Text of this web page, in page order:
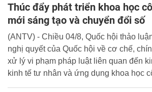
Thúc đẩy phát triển khoa học
mới sáng tạo và chuyển đổi số
(ANTV) - Chiều 04/8, Quốc hội thảo
nghị quyết của Quốc hội về cơ chế,
xử lý vi phạm pháp luật liên quan đến
kinh tế tư nhân và ứng dụng khoa học